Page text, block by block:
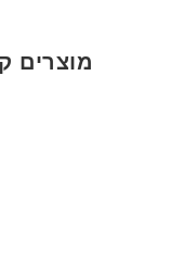
מוצרים